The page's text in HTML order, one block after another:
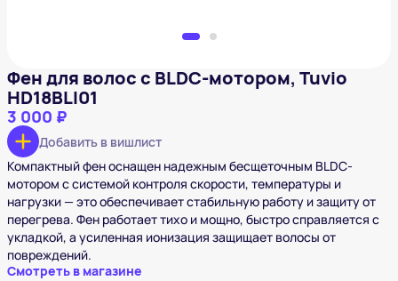
Фен для волос с BLDC-мотором, Tuvio
HD18BLI01
3 000 ₽
Добавить в вишлист
Компактный фен оснащен надежным бесщеточным BLDC-
мотором с системой контроля скорости, температуры и
нагрузки — это обеспечивает стабильную работу и защиту от
перегрева. Фен работает тихо и мощно, быстро справляется с
укладкой, а усиленная ионизация защищает волосы от
повреждений.
Смотреть в магазине